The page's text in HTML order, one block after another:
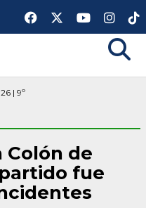
| 9º
Colón de
fue